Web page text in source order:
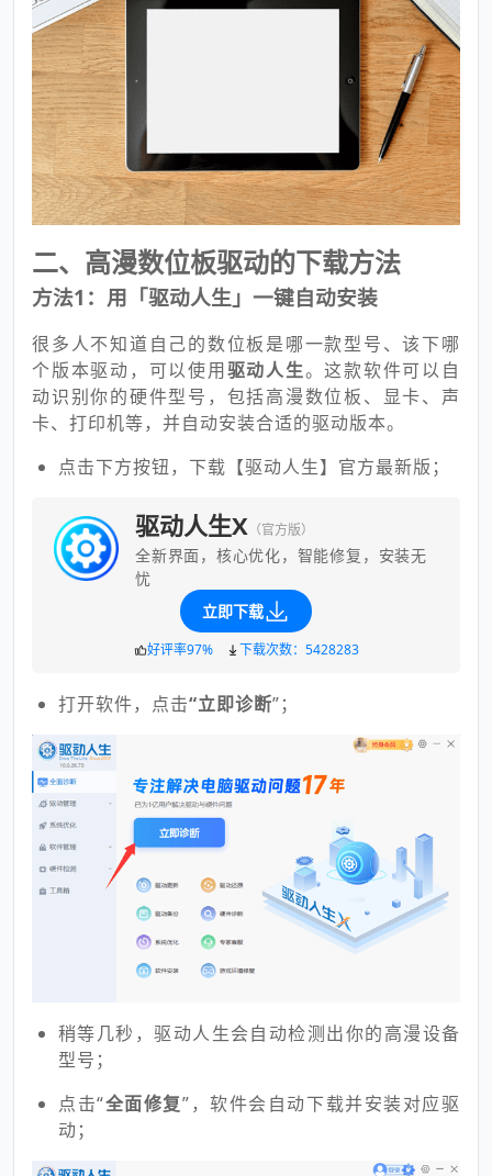
二、高漫数位板驱动的下载方法
方法1：用「驱动人生」一键自动安装
很多人不知道自己的数位板是哪一款型号、该下哪
个版本驱动，可以使用驱动人生。这款软件可以自
动识别你的硬件型号，包括高漫数位板、显卡、声
卡、打印机等，并自动安装合适的驱动版本。
点击下方按钮，下载【驱动人生】官方最新版；
驱动人生X （官方版）
全新界面，核心优化，智能修复，安装无
忧
立即下载
好评率97% 下载次数：5428283
打开软件，点击“立即诊断”；
稍等几秒，驱动人生会自动检测出你的高漫设备
型号；
点击“全面修复”，软件会自动下载并安装对应驱
动；